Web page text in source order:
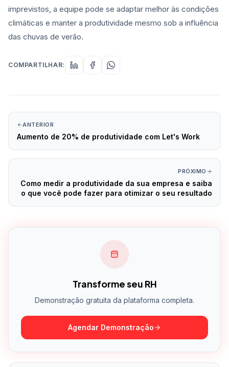
imprevistos, a equipe pode se adaptar melhor às condições
climáticas e manter a produtividade mesmo sob a influência
das chuvas de verão.
COMPARTILHAR:
ANTERIOR
Aumento de 20% de produtividade com Let's Work
PRÓXIMO
Como medir a produtividade da sua empresa e saiba
o que você pode fazer para otimizar o seu resultado
Transforme seu RH
Demonstração gratuita da plataforma completa.
Agendar Demonstração